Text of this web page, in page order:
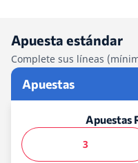
Apuesta estándar
Complete sus líneas
Apuestas
Apuestas
3